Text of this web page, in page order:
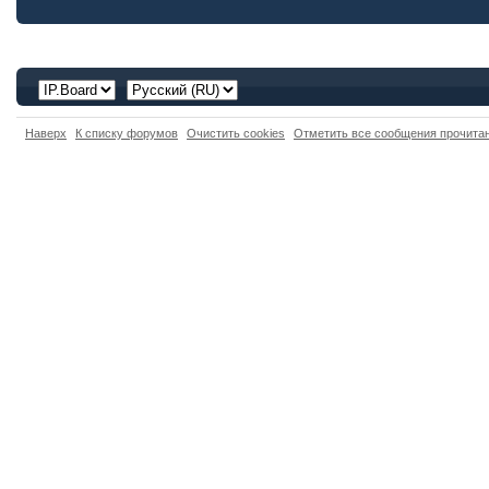
Наверх К списку форумов Очистить cookies Отметить все сообщения